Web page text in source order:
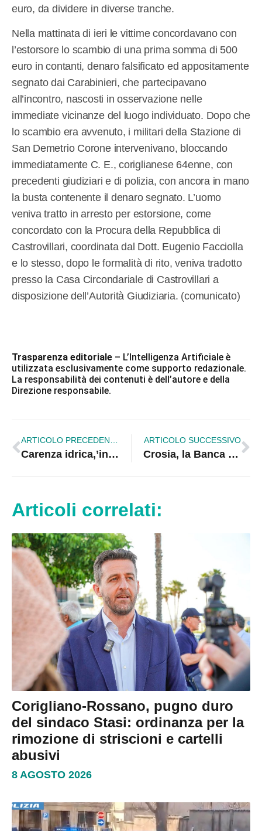
euro, da dividere in diverse tranche.
Nella mattinata di ieri le vittime concordavano con
l’estorsore lo scambio di una prima somma di 500
euro in contanti, denaro falsificato ed appositamente
segnato dai Carabinieri, che partecipavano
all’incontro, nascosti in osservazione nelle
immediate vicinanze del luogo individuato. Dopo che
lo scambio era avvenuto, i militari della Stazione di
San Demetrio Corone intervenivano, bloccando
immediatamente C. E., coriglianese 64enne, con
precedenti giudiziari e di polizia, con ancora in mano
la busta contenente il denaro segnato. L’uomo
veniva tratto in arresto per estorsione, come
concordato con la Procura della Repubblica di
Castrovillari, coordinata dal Dott. Eugenio Facciolla
e lo stesso, dopo le formalità di rito, veniva tradotto
presso la Casa Circondariale di Castrovillari a
disposizione dell’Autorità Giudiziaria. (comunicato)
Trasparenza editoriale – L’Intelligenza Artificiale è
utilizzata esclusivamente come supporto redazionale.
La responsabilità dei contenuti è dell’autore e della
Direzione responsabile.
Carenza idrica,’installazione dei contatori ad uso irriguo
ARTICOLO SUCCESSIVO
Crosia, la Banca d’Italia sceglie il bozzetto dei ragazzi dell’I.C.
Articoli correlati:
Corigliano-Rossano, pugno duro
del sindaco Stasi: ordinanza per la
rimozione di striscioni e cartelli
abusivi
8 AGOSTO 2026